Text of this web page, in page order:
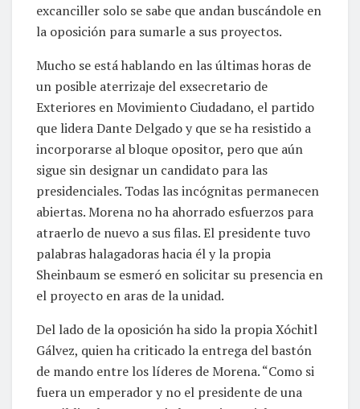
excanciller solo se sabe que andan buscándole en
la oposición para sumarle a sus proyectos.
Mucho se está hablando en las últimas horas de
un posible aterrizaje del exsecretario de
Exteriores en Movimiento Ciudadano, el partido
que lidera Dante Delgado y que se ha resistido a
incorporarse al bloque opositor, pero que aún
sigue sin designar un candidato para las
presidenciales. Todas las incógnitas permanecen
abiertas. Morena no ha ahorrado esfuerzos para
atraerlo de nuevo a sus filas. El presidente tuvo
palabras halagadoras hacia él y la propia
Sheinbaum se esmeró en solicitar su presencia en
el proyecto en aras de la unidad.
Del lado de la oposición ha sido la propia Xóchitl
Gálvez, quien ha criticado la entrega del bastón
de mando entre los líderes de Morena. “Como si
fuera un emperador y no el presidente de una